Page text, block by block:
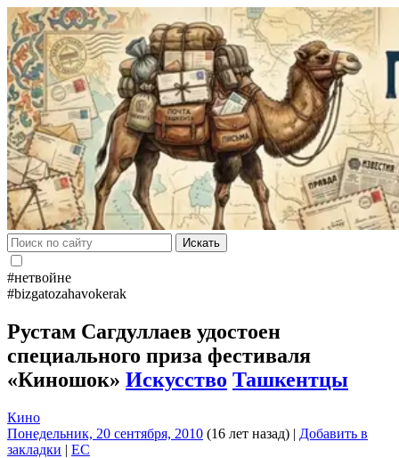
Искать
#нетвойне
#bizgatozahavokerak
Рустам Сагдуллаев удостоен
специального приза фестиваля
«Киношок» Искусство Ташкентцы
Кино
Понедельник, 20 сентября, 2010 (16 лет назад) | Добавить в
закладки | EC